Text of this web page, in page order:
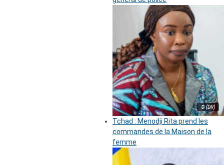
© (DR)
Tchad : Menodji Rita prend les
commandes de la Maison de la
femme